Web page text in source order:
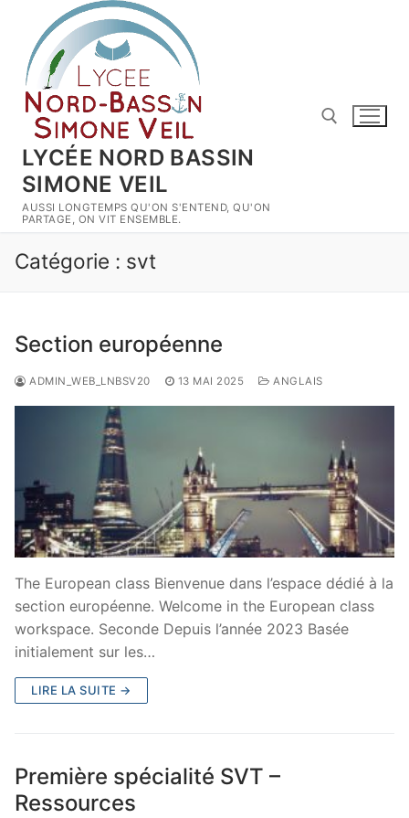
contenu
LYCÉE NORD BASSIN
SIMONE VEIL
AUSSI LONGTEMPS QU'ON S'ENTEND, QU'ON
PARTAGE, ON VIT ENSEMBLE.
Catégorie : svt
Section européenne
ADMIN_WEB_LNBSV20 13 MAI 2025 ANGLAIS
The European class Bienvenue dans l’espace dédié à la
section européenne. Welcome in the European class
workspace. Seconde Depuis l’année 2023 Basée
initialement sur les…
LIRE LA SUITE →
Première spécialité SVT –
Ressources